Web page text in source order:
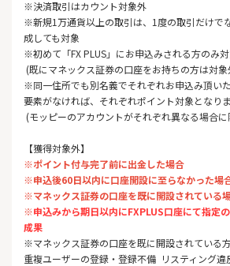
※決済取引はカウント対象外
※新規1万通貨以上の取引は、1度の取引だけで
成しても対象
※初めて「FX PLUS」にお申込みされる方のみ
(既にマネックス証券の口座をお持ちの方は対象
※同一住所でも別名義でそれぞれお申込み頂い
要素がなければ、それぞれポイント対象となりま
(モッピーのアカウントがそれぞれ異なる場合
【獲得対象外】
※ポイント付与完了前に出金した場合
※申込後60日以内に口座開設に至らなかった場
※マネックス証券の口座を既に開設されている
※申込みから期日以内にFXPLUS口座にて指定
成果
※マネックス証券の口座を既に開設されている
重複ユーザーの登録・登録不備 リスティング違